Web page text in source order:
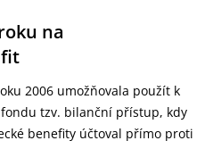
na
2006 umožňovala použít k
tzv. bilanční přístup, kdy
benefity účtoval přímo proti